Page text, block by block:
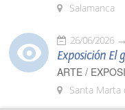
Salamanca
26/06/2026
Exposición El
ARTE /
Santa Marta